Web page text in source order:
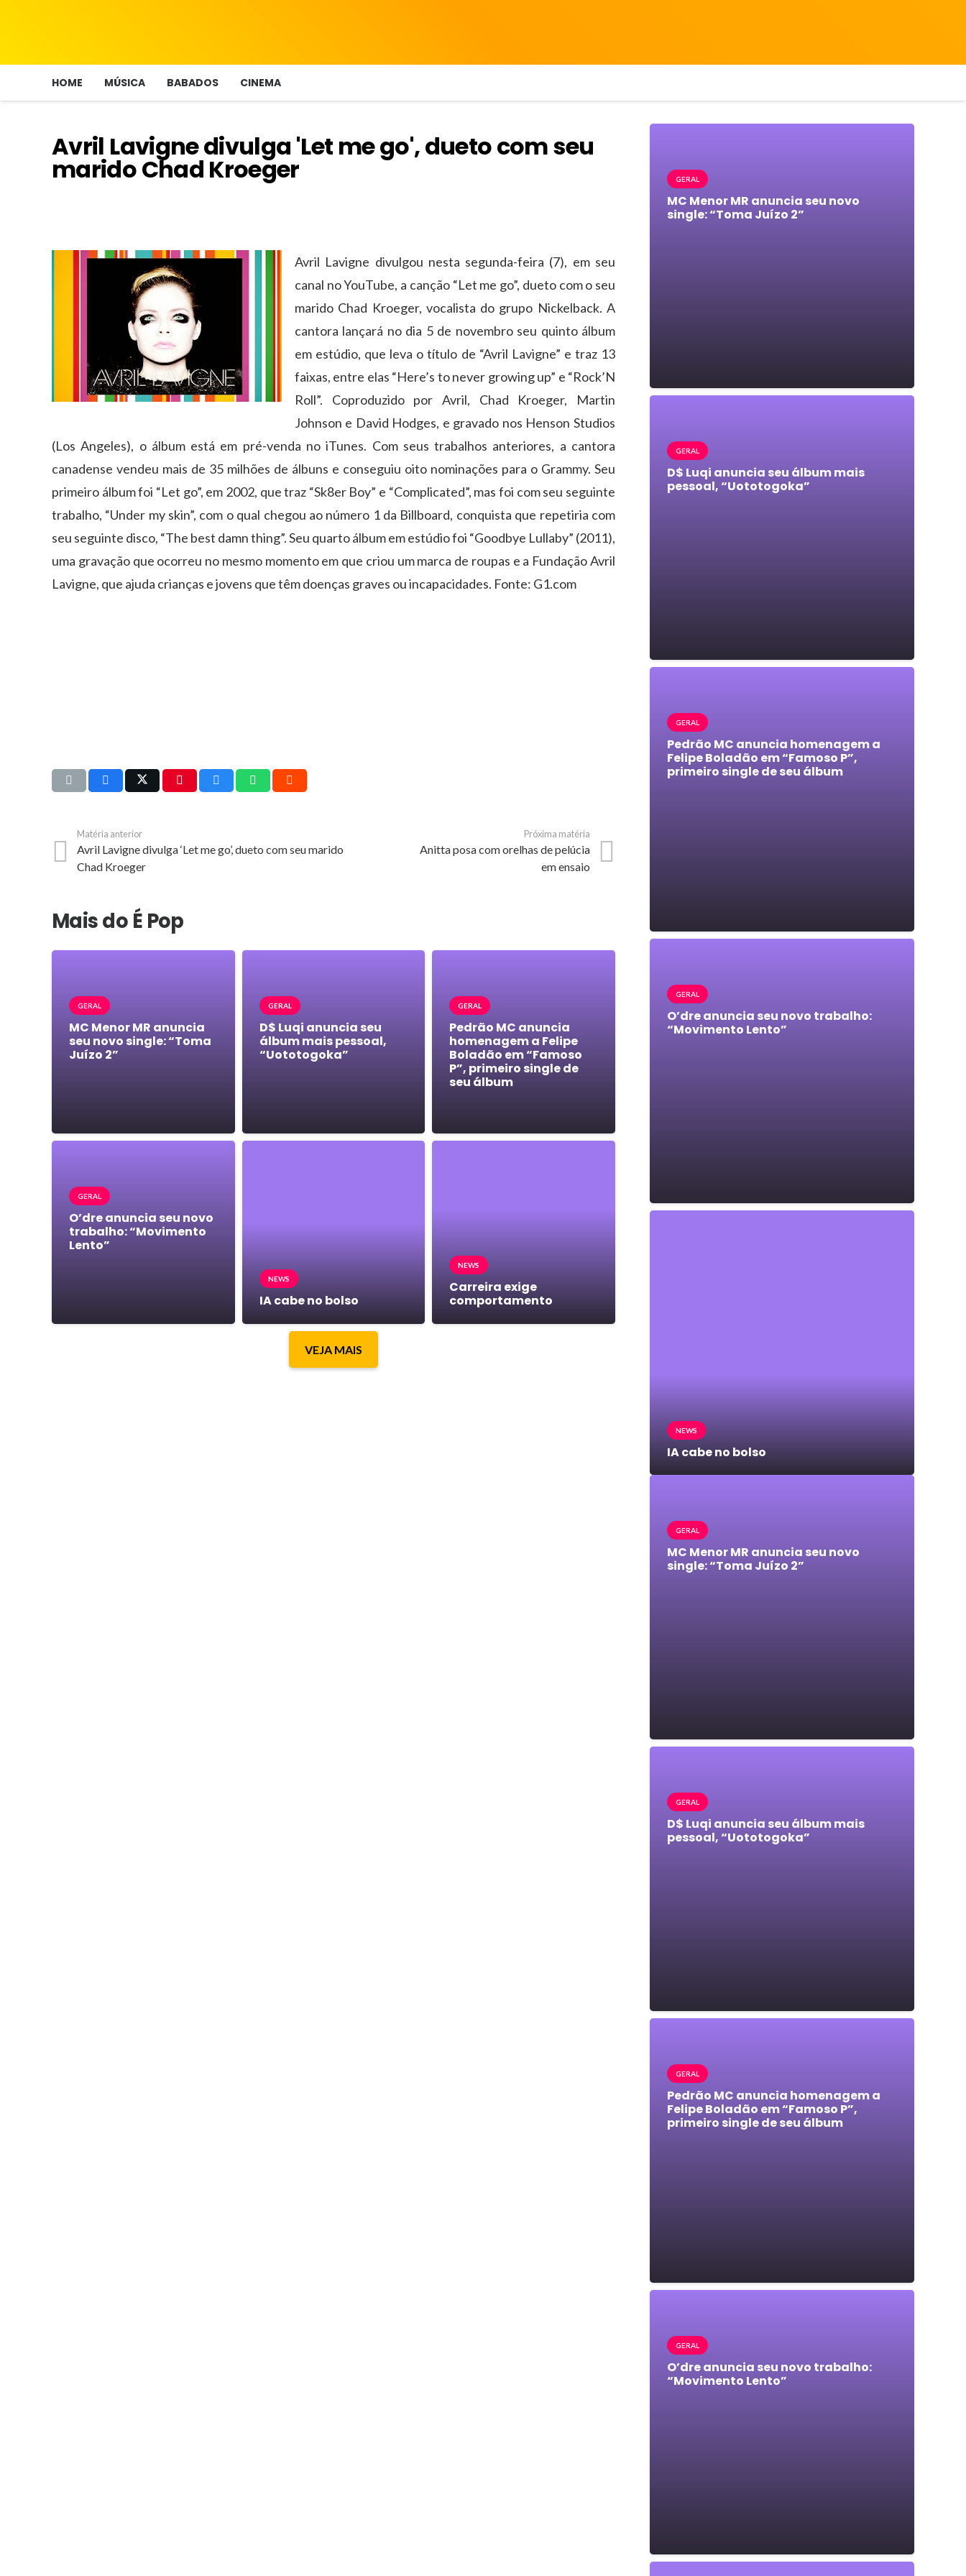
HOME MÚSICA BABADOS CINEMA
Avril Lavigne divulga 'Let me go', dueto com seu
marido Chad Kroeger
Avril Lavigne divulgou nesta segunda-feira (7), em seu
canal no YouTube, a canção “Let me go”, dueto com o seu
marido Chad Kroeger, vocalista do grupo Nickelback. A
cantora lançará no dia 5 de novembro seu quinto álbum
em estúdio, que leva o título de “Avril Lavigne” e traz 13
faixas, entre elas “Here’s to never growing up” e “Rock’N
Roll”. Coproduzido por Avril, Chad Kroeger, Martin
Johnson e David Hodges, e gravado nos Henson Studios
(Los Angeles), o álbum está em pré-venda no iTunes. Com seus trabalhos anteriores, a cantora
canadense vendeu mais de 35 milhões de álbuns e conseguiu oito nominações para o Grammy. Seu
primeiro álbum foi “Let go”, em 2002, que traz “Sk8er Boy” e “Complicated”, mas foi com seu seguinte
trabalho, “Under my skin”, com o qual chegou ao número 1 da Billboard, conquista que repetiria com
seu seguinte disco, “The best damn thing”. Seu quarto álbum em estúdio foi “Goodbye Lullaby” (2011),
uma gravação que ocorreu no mesmo momento em que criou um marca de roupas e a Fundação Avril
Lavigne, que ajuda crianças e jovens que têm doenças graves ou incapacidades. Fonte: G1.com
Matéria anterior
Avril Lavigne divulga ‘Let me go’, dueto com seu marido
Chad Kroeger
Próxima matéria
Anitta posa com orelhas de pelúcia
em ensaio
Mais do É Pop
GERAL
MC Menor MR anuncia
seu novo single: “Toma
Juízo 2”
GERAL
D$ Luqi anuncia seu
álbum mais pessoal,
“Uototogoka”
GERAL
Pedrão MC anuncia
homenagem a Felipe
Boladão em “Famoso
P”, primeiro single de
seu álbum
GERAL
O’dre anuncia seu novo
trabalho: “Movimento
Lento”
NEWS
IA cabe no bolso
NEWS
Carreira exige
comportamento
VEJA MAIS
GERAL
MC Menor MR anuncia seu novo
single: “Toma Juízo 2”
GERAL
D$ Luqi anuncia seu álbum mais
pessoal, “Uototogoka”
GERAL
Pedrão MC anuncia homenagem a
Felipe Boladão em “Famoso P”,
primeiro single de seu álbum
GERAL
O’dre anuncia seu novo trabalho:
“Movimento Lento”
NEWS
IA cabe no bolso
GERAL
MC Menor MR anuncia seu novo
single: “Toma Juízo 2”
GERAL
D$ Luqi anuncia seu álbum mais
pessoal, “Uototogoka”
GERAL
Pedrão MC anuncia homenagem a
Felipe Boladão em “Famoso P”,
primeiro single de seu álbum
GERAL
O’dre anuncia seu novo trabalho:
“Movimento Lento”